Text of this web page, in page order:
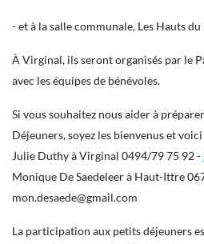
- et à la salle communale, Les Hauts
À Virginal, ils seront organisés par le
avec les équipes de bénévoles.
Si vous souhaitez nous aider à
Déjeuners, soyez les bienvenus et
Julie Duthy à Virginal 0494/79 75 92 -
Monique De Saedeleer à Haut-Ittre
mon.desaede@gmail.com
La participation aux petits déjeuners